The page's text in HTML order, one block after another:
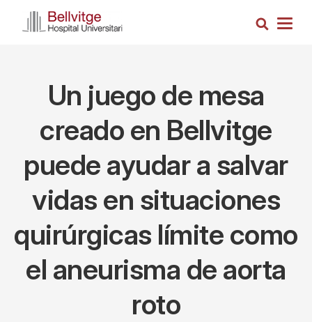
Busca
Un juego de mesa
creado en Bellvitge
puede ayudar a salvar
vidas en situaciones
quirúrgicas límite como
el aneurisma de aorta
roto